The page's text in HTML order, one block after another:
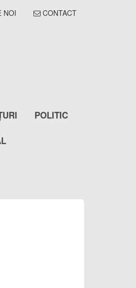
NOI CONTACT
POLITIC